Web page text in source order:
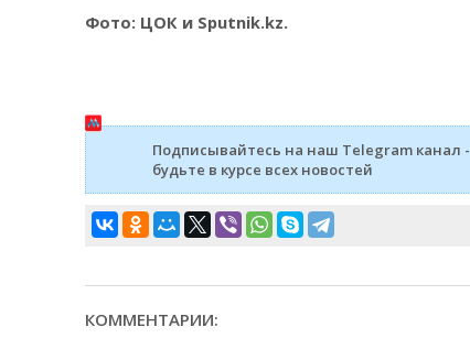
Фото: ЦОК и Sputnik.kz.
Подписывайтесь на наш Telegram канал -
будьте в курсе всех новостей
КОММЕНТАРИИ: